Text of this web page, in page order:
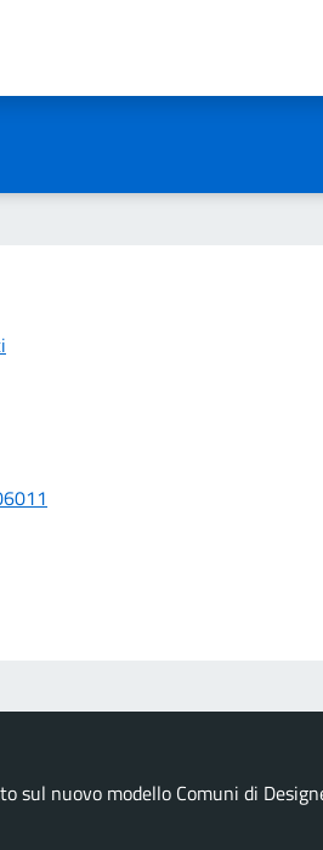
sul nuovo modello Comuni di